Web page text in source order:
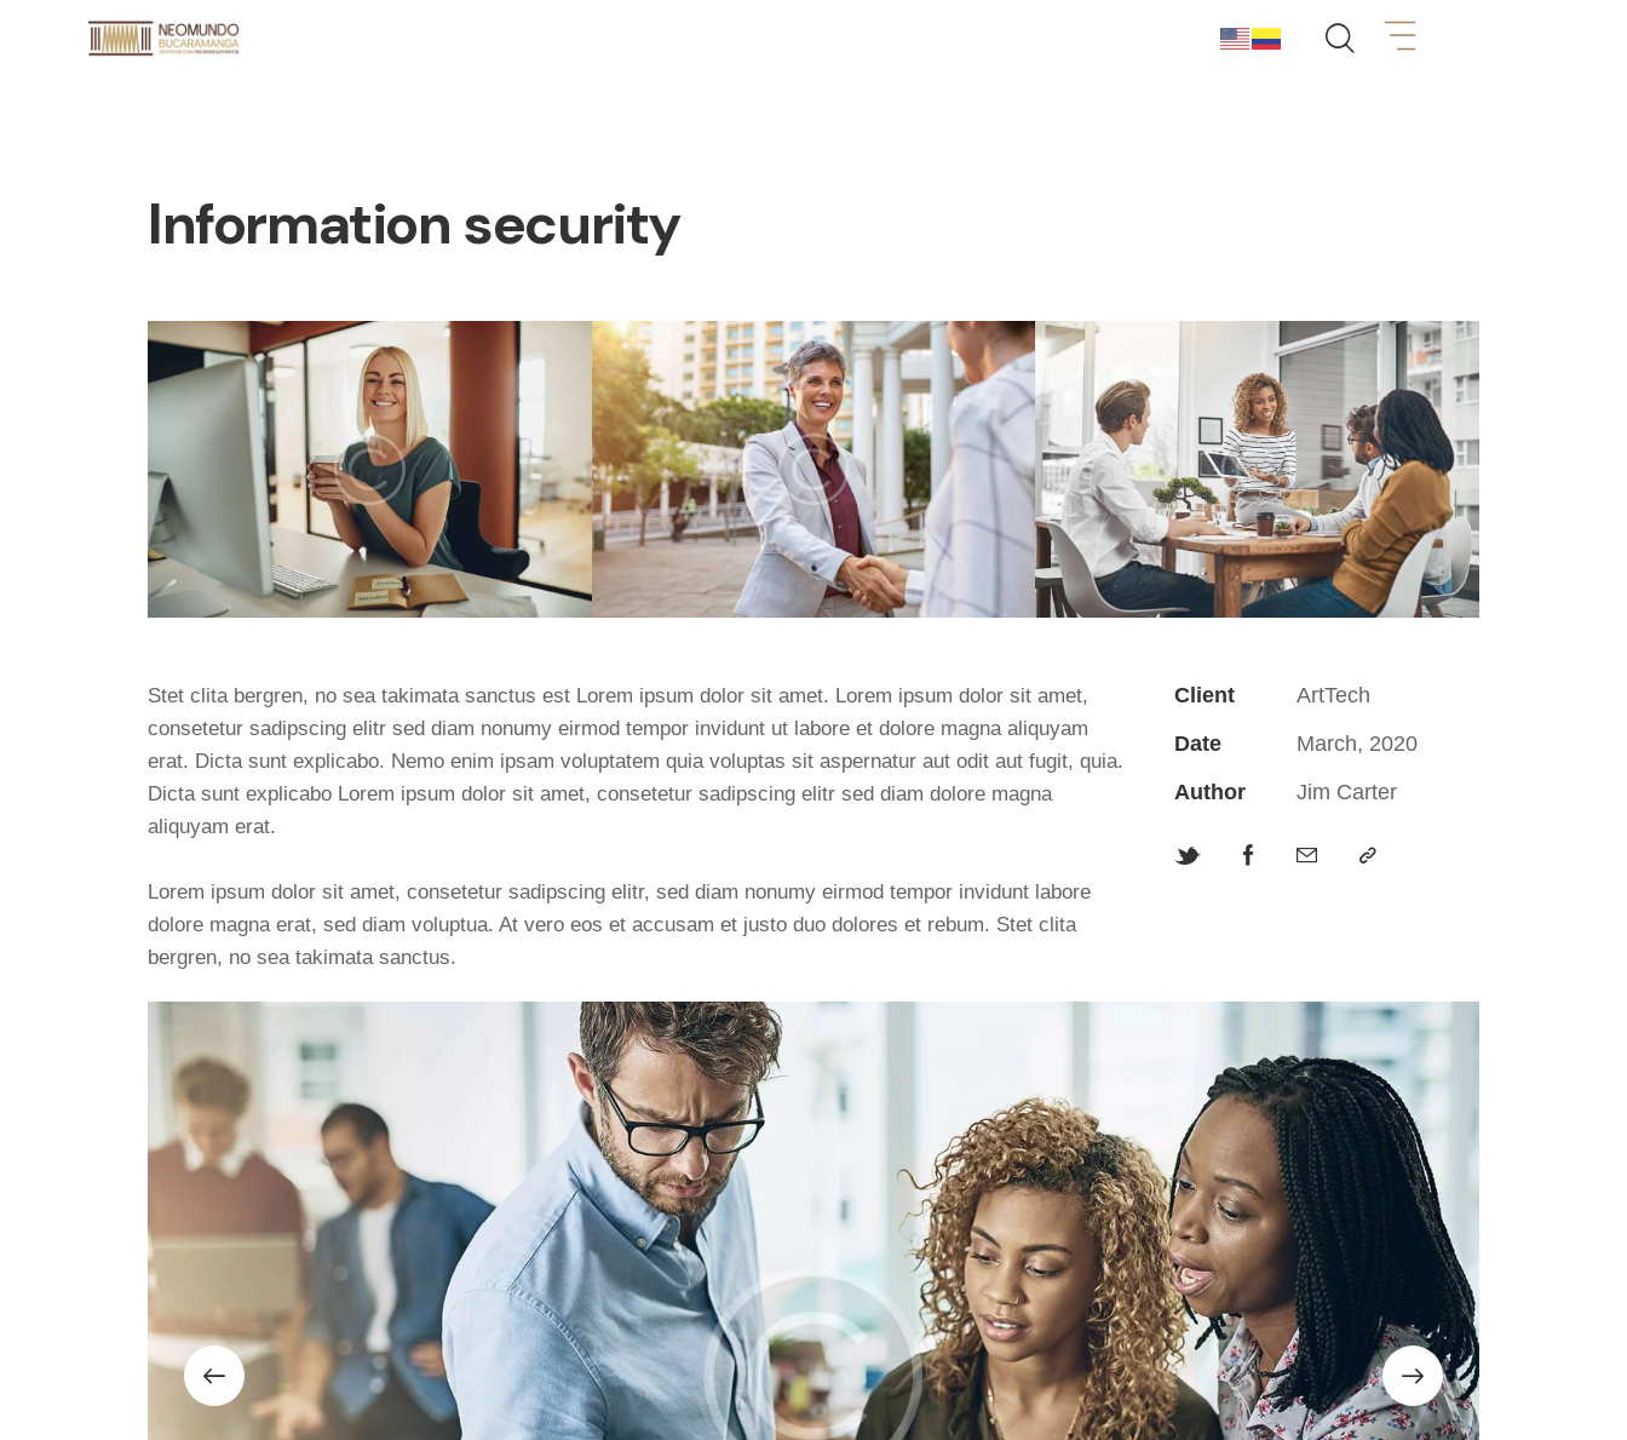
Information security
Stet clita bergren, no sea takimata sanctus est Lorem ipsum dolor sit amet. Lorem ipsum dolor sit amet,
consetetur sadipscing elitr sed diam nonumy eirmod tempor invidunt ut labore et dolore magna aliquyam
erat. Dicta sunt explicabo. Nemo enim ipsam voluptatem quia voluptas sit aspernatur aut odit aut fugit, quia.
Dicta sunt explicabo Lorem ipsum dolor sit amet, consetetur sadipscing elitr sed diam dolore magna
aliquyam erat.
Lorem ipsum dolor sit amet, consetetur sadipscing elitr, sed diam nonumy eirmod tempor invidunt labore
dolore magna erat, sed diam voluptua. At vero eos et accusam et justo duo dolores et rebum. Stet clita
bergren, no sea takimata sanctus.
Client
ArtTech
Date
March, 2020
Author
Jim Carter